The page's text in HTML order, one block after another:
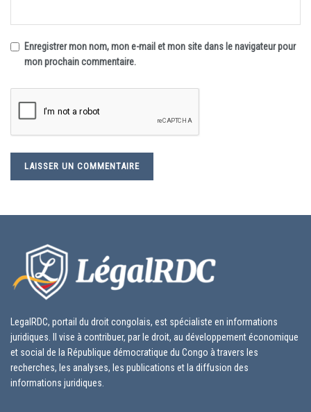
Enregistrer mon nom, mon e-mail et mon site dans le navigateur pour
mon prochain commentaire.
LegalRDC, portail du droit congolais, est spécialiste en informations
juridiques. Il vise à contribuer, par le droit, au développement économique
et social de la République démocratique du Congo à travers les
recherches, les analyses, les publications et la diffusion des
informations juridiques.